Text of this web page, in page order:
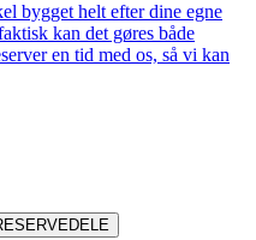
bygget helt efter dine egne
kan det gøres både
en tid med os, så vi kan